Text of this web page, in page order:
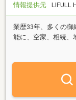
情報提供元
LIFULL
業歴33年、多くの
能に、空家、相続、
お断りされた物件